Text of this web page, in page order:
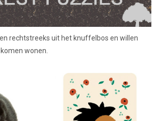
rechtstreeks uit het knuffelbos en willen
wonen.